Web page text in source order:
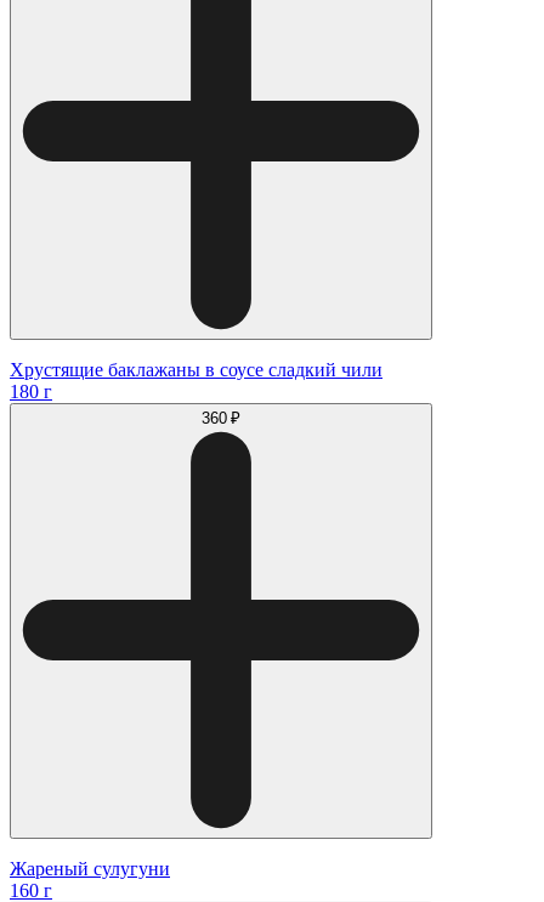
Хрустящие баклажаны в соусе сладкий чили
180 г
360 ₽
Жареный сулугуни
160 г